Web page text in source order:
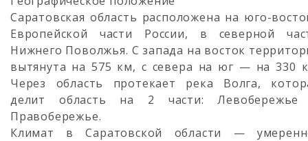
Саратовская область расположена на юго-
Европейской части России, в северной
Нижнего Поволжья. С запада на восток
вытянута на 575 км, с севера на юг — на 330
Через область протекает река Волга,
делит область на 2 части:
Правобережье.
Климат в Саратовской области —